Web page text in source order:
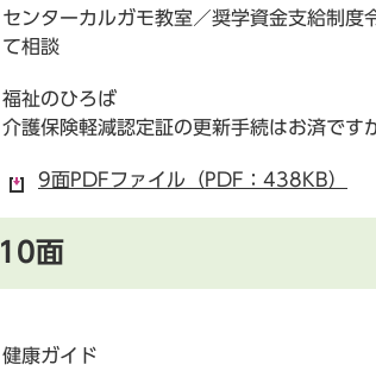
センターカルガモ教室／奨学資金支給制
て相談
福祉のひろば
介護保険軽減認定証の更新手続はお済です
9面PDFファイル（PDF：438KB）
10面
健康ガイド